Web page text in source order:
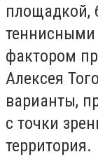
площадкой,
фактором
Алексея
варианты,
с точки
территория.